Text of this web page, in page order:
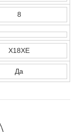
8
X18XE
Да